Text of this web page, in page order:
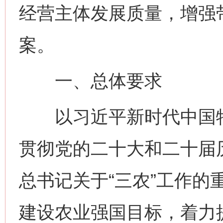
经营主体发展质量，增
案。
一、总体要求
以习近平新时代中国
贯彻党的二十大和二十
总书记关于“三农”工作
建设农业强国目标，着